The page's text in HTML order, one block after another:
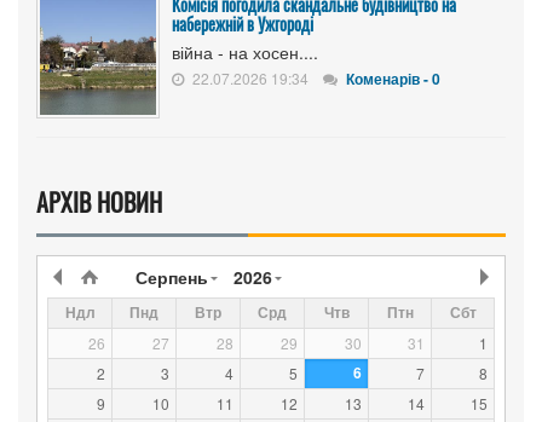
набережній в Ужгороді
війна - на хосен....
22.07.2026 19:34 Коменарів - 0
АРХІВ НОВИН
Серпень 2026
Ндл Пнд Втр Срд Чтв Птн Сбт
26 27 28 29 30 31
1
2
3 4 5 6 7
8
9
10 11 12 13 14
15